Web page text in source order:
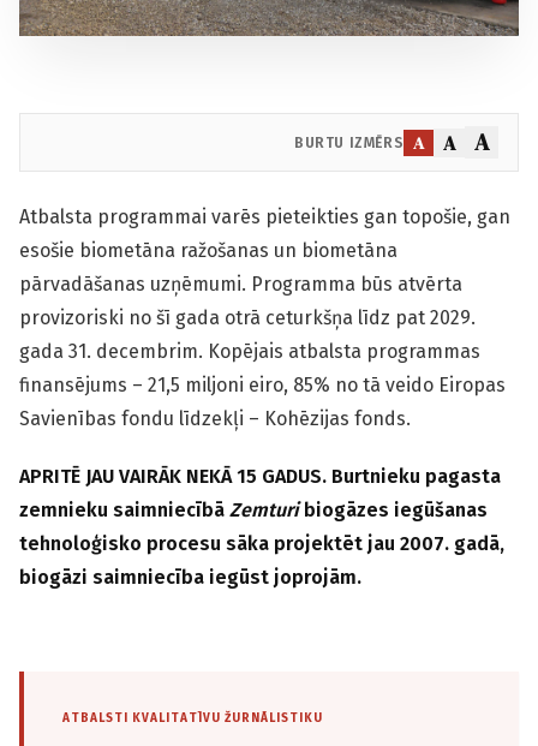
BURTU IZMĒRS A A A
Atbalsta programmai varēs pieteikties gan topošie, gan
esošie biometāna ražošanas un biometāna
pārvadāšanas uzņēmumi. Programma būs atvērta
provizoriski no šī gada otrā ceturkšņa līdz pat 2029.
gada 31. decembrim. Kopējais atbalsta programmas
finansējums – 21,5 miljoni eiro, 85% no tā veido Eiropas
Savienības fondu līdzekļi – Kohēzijas fonds.
APRITĒ JAU VAIRĀK NEKĀ 15 GADUS. Burtnieku pagasta
zemnieku saimniecībā Zemturibiogāzes iegūšanas
tehnoloģisko procesu sāka projektēt jau 2007. gadā,
biogāzi saimniecība iegūst joprojām.
ATBALSTI KVALITATĪVU ŽURNĀLISTIKU